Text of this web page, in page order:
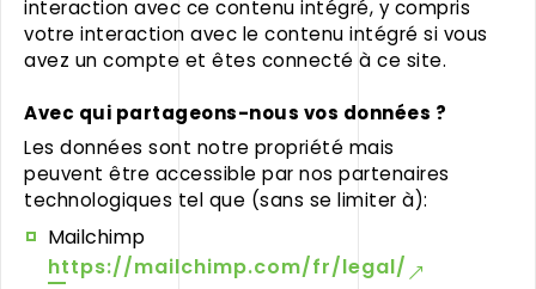
interaction avec ce contenu intégré, y compris
votre interaction avec le contenu intégré si vous
avez un compte et êtes connecté à ce site.
Avec qui partageons-nous vos données ?
Les données sont notre propriété mais
peuvent être accessible par nos partenaires
technologiques tel que (sans se limiter à):
Mailchimp
https://mailchimp.com/fr/legal/